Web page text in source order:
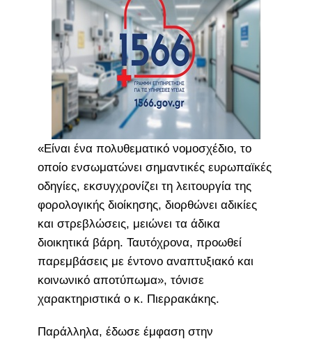
«Είναι ένα πολυθεματικό νομοσχέδιο, το
οποίο ενσωματώνει σημαντικές ευρωπαϊκές
οδηγίες, εκσυγχρονίζει τη λειτουργία της
φορολογικής διοίκησης, διορθώνει αδικίες
και στρεβλώσεις, μειώνει τα άδικα
διοικητικά βάρη. Ταυτόχρονα, προωθεί
παρεμβάσεις με έντονο αναπτυξιακό και
κοινωνικό αποτύπωμα», τόνισε
χαρακτηριστικά ο κ. Πιερρακάκης.
Παράλληλα, έδωσε έμφαση στην